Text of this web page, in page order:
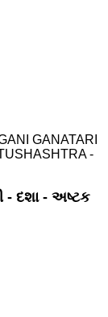
GANATARI
-
- દશા - અષ્ટક